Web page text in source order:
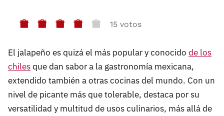
15 votos
El jalapeño es quizá el más popular y conocido de los
chilesque dan sabor a la gastronomía mexicana,
extendido también a otras cocinas del mundo. Con un
nivel de picante más que tolerable, destaca por su
versatilidad y multitud de usos culinarios, más allá de